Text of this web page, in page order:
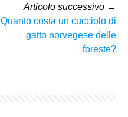
Articolo successivo →
Quanto costa un cucciolo di
gatto norvegese delle
foreste?